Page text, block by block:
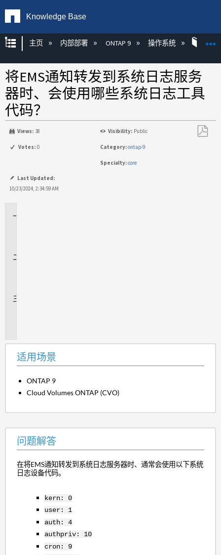
Knowledge Base
扩展/隐缩全局层次
主页 内部部署 ONTAP 9 操作系统
将EMS通知转发到系统日志服务
器时、会使用哪些系统日志工具
代码？
Views: 38 Visibility: Public
Votes: 0 Category:ontap-9
Specialty:core
Last Updated:
10/23/2024, 2:34:59 AM
适用场景
ONTAP 9
Cloud Volumes ONTAP (CVO)
问题解答
在将EMS通知转发到系统日志服务器时、通常会使用以下系统
日志设备代码。
kern: 0
user: 1
auth: 4
authpriv: 10
cron: 9